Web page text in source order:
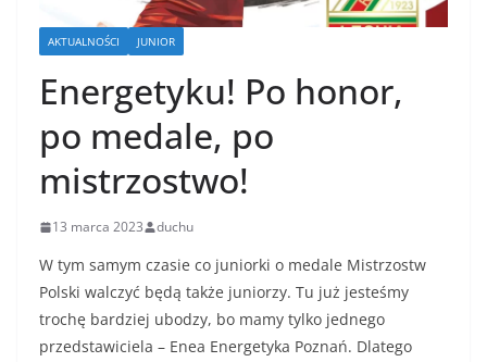
AKTUALNOŚCI JUNIOR
Energetyku! Po honor,
po medale, po
mistrzostwo!
13 marca 2023 duchu
W tym samym czasie co juniorki o medale Mistrzostw
Polski walczyć będą także juniorzy. Tu już jesteśmy
trochę bardziej ubodzy, bo mamy tylko jednego
przedstawiciela – Enea Energetyka Poznań. Dlatego